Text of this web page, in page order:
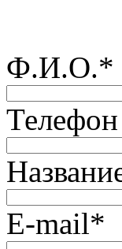
Ф.И.О.*
Телефон
E-mail*